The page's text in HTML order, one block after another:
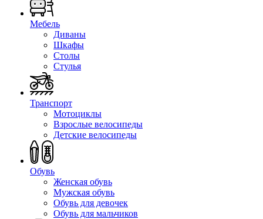
Мебель
Диваны
Шкафы
Столы
Стулья
Транспорт
Мотоциклы
Взрослые велосипеды
Детские велосипеды
Обувь
Женская обувь
Мужская обувь
Обувь для девочек
Обувь для мальчиков